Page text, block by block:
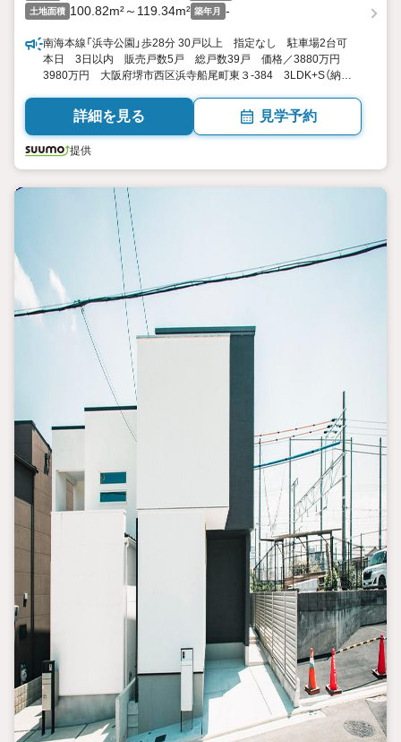
土地面積 100.82m²～119.34m² 築年月 -
南海本線「浜寺公園」歩28分 30戸以上 指定なし 駐車場2台可
本日 3日以内 販売戸数5戸 総戸数39戸 価格／3880万円
3980万円 大阪府堺市西区浜寺船尾町東３-384 3LDK+S（納戸）
択 by SUUMO
詳細を見る 見学予約
提供